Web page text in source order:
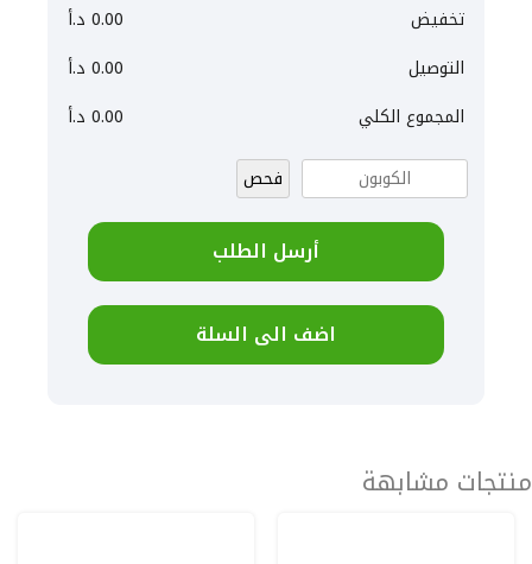
تخفيض
0.00 د.أ
التوصيل
0.00 د.أ
المجموع الكلي
0.00 د.أ
فحص
أرسل الطلب
اضف الى السلة
منتجات مشابهة